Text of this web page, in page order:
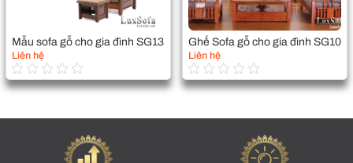
Mẫu sofa gỗ cho gia đình SG13
Liên hệ
Ghế Sofa gỗ cho gia đình SG10
Liên hệ